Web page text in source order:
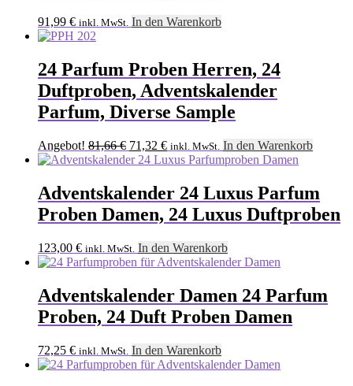
91,99 € inkl. MwSt. In den Warenkorb
24 Parfum Proben Herren, 24
Duftproben, Adventskalender
Parfum, Diverse Sample
Angebot! 81,66€ Ursprünglicher
Preis
81,66 €
71,32 €Aktueller
Preis
71,32 €.
inkl. MwSt. In den Warenkorb
Adventskalender 24 Luxus Parfum
Proben Damen, 24 Luxus Duftproben
123,00 € inkl. MwSt. In den Warenkorb
Adventskalender Damen 24 Parfum
Proben, 24 Duft Proben Damen
72,25 € inkl. MwSt. In den Warenkorb